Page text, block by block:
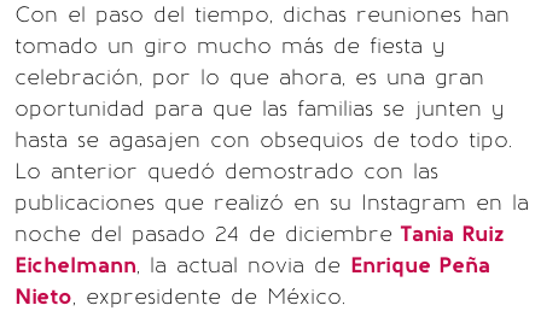
Con el paso del tiempo, dichas reuniones han
tomado un giro mucho más de fiesta y
celebración, por lo que ahora, es una gran
oportunidad para que las familias se junten y
hasta se agasajen con obsequios de todo tipo.
Lo anterior quedó demostrado con las
publicaciones que realizó en su Instagram en la
noche del pasado 24 de diciembre Tania Ruiz
Eichelmann, la actual novia de Enrique Peña
Nieto, expresidente de México.